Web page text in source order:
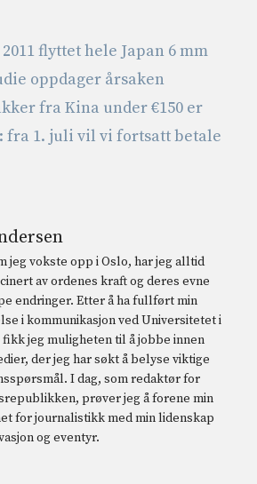
flyttet hele Japan 6 mm
oppdager årsaken
fra Kina under €150 er
fra 1. juli vil vi fortsatt betale
jeg vokste opp i Oslo, har jeg alltid
av ordenes kraft og deres evne
endringer. Etter å ha fullført min
i kommunikasjon ved Universitetet i
jeg muligheten til å jobbe innen
der jeg har søkt å belyse viktige
I dag, som redaktør for
prøver jeg å forene min
for journalistikk med min lidenskap
og eventyr.